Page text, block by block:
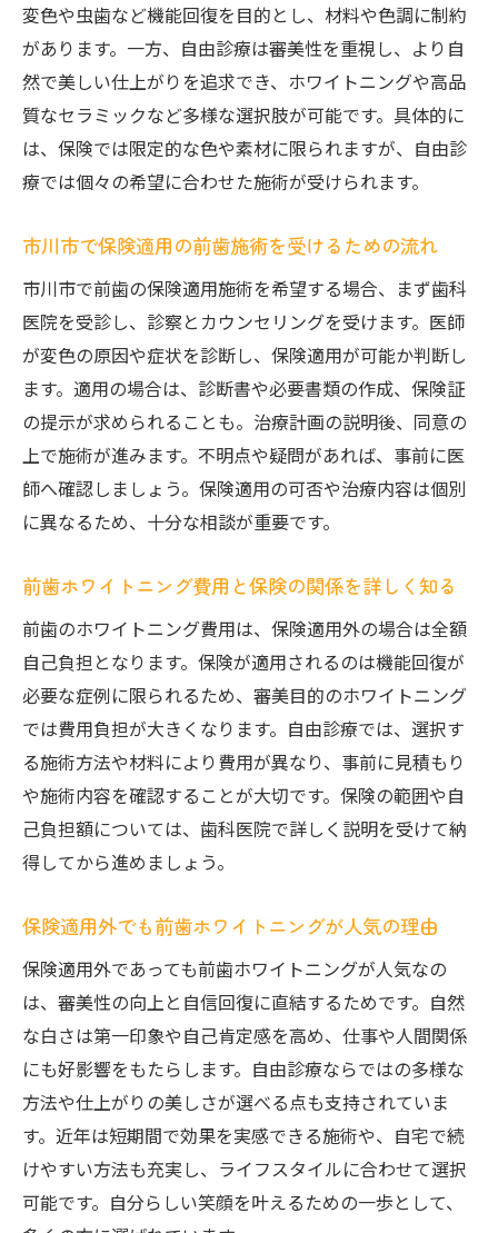
変色や虫歯など機能回復を目的とし、材料や色調に制約
があります。一方、自由診療は審美性を重視し、より自
然で美しい仕上がりを追求でき、ホワイトニングや高品
質なセラミックなど多様な選択肢が可能です。具体的に
は、保険では限定的な色や素材に限られますが、自由診
療では個々の希望に合わせた施術が受けられます。
市川市で保険適用の前歯施術を受けるための流れ
市川市で前歯の保険適用施術を希望する場合、まず歯科
医院を受診し、診察とカウンセリングを受けます。医師
が変色の原因や症状を診断し、保険適用が可能か判断し
ます。適用の場合は、診断書や必要書類の作成、保険証
の提示が求められることも。治療計画の説明後、同意の
上で施術が進みます。不明点や疑問があれば、事前に医
師へ確認しましょう。保険適用の可否や治療内容は個別
に異なるため、十分な相談が重要です。
前歯ホワイトニング費用と保険の関係を詳しく知る
前歯のホワイトニング費用は、保険適用外の場合は全額
自己負担となります。保険が適用されるのは機能回復が
必要な症例に限られるため、審美目的のホワイトニング
では費用負担が大きくなります。自由診療では、選択す
る施術方法や材料により費用が異なり、事前に見積もり
や施術内容を確認することが大切です。保険の範囲や自
己負担額については、歯科医院で詳しく説明を受けて納
得してから進めましょう。
保険適用外でも前歯ホワイトニングが人気の理由
保険適用外であっても前歯ホワイトニングが人気なの
は、審美性の向上と自信回復に直結するためです。自然
な白さは第一印象や自己肯定感を高め、仕事や人間関係
にも好影響をもたらします。自由診療ならではの多様な
方法や仕上がりの美しさが選べる点も支持されていま
す。近年は短期間で効果を実感できる施術や、自宅で続
けやすい方法も充実し、ライフスタイルに合わせて選択
可能です。自分らしい笑顔を叶えるための一歩として、